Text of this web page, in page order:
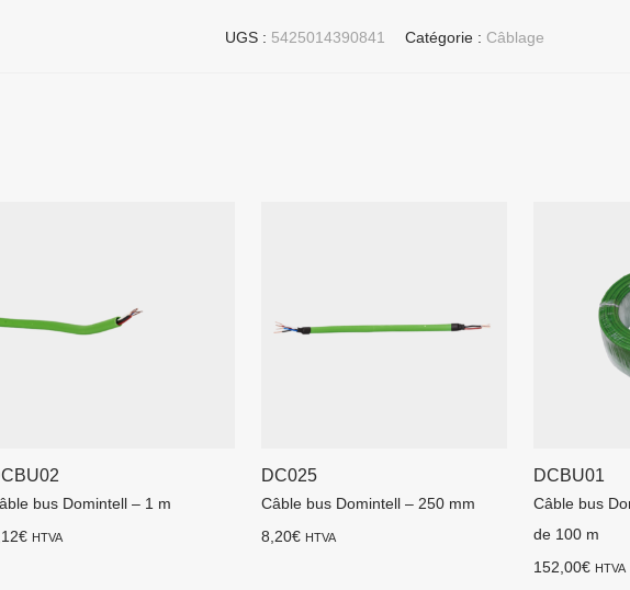
UGS : 5425014390841 Catégorie : Câblage
bus Domintell – 1 m
€ HTVA
DC025
Câble bus Domintell – 250 mm
8,20€ HTVA
DCBU01
Câble bus
de 100 m
152,00€ HTVA